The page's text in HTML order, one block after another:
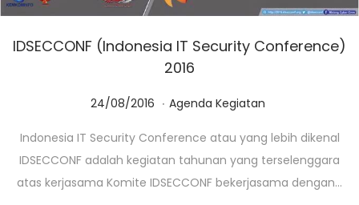
IDSECCONF (Indonesia IT Security Conference)
2016
Posted on
24/08/2016 0
/
0
3
. Posted in
Agenda Kegiatan
Indonesia IT Security Conference atau yang lebih dikenal
IDSECCONF adalah kegiatan tahunan yang terselenggara
atas kerjasama Komite IDSECCONF bekerjasama dengan…